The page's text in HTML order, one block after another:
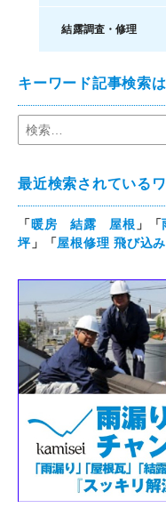
結露調査・修理
キーワード記事検索
最近検索されている
「暖房 結露 屋根 」「
坪」「屋根修理 飛び込み